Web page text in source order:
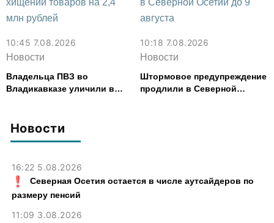
Новости
16:22 5.08.2026
Северная Осетия остается в числе аутсайдеров по
размеру пенсий
11:09 3.08.2026
10:45 7.08.2026
Новости
Владельца ПВЗ во
Владикавказе уличили в
10:18 7.08.2026
Новости
Штормовое предупреждение
продлили в Северной